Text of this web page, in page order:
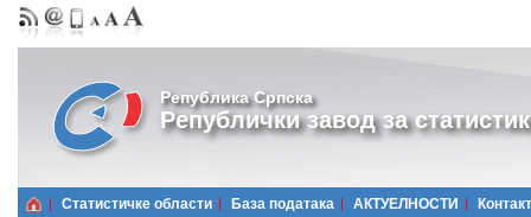
Република Српска
Републички завод за
Статистичке области Базa података АКТУЕЛНОСТИ Контакт